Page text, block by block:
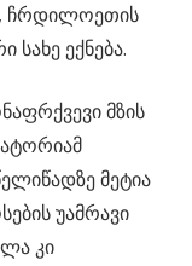
ჩრდილოეთის
სახე ექნება.
მზის
მეტია
უამრავი
კი